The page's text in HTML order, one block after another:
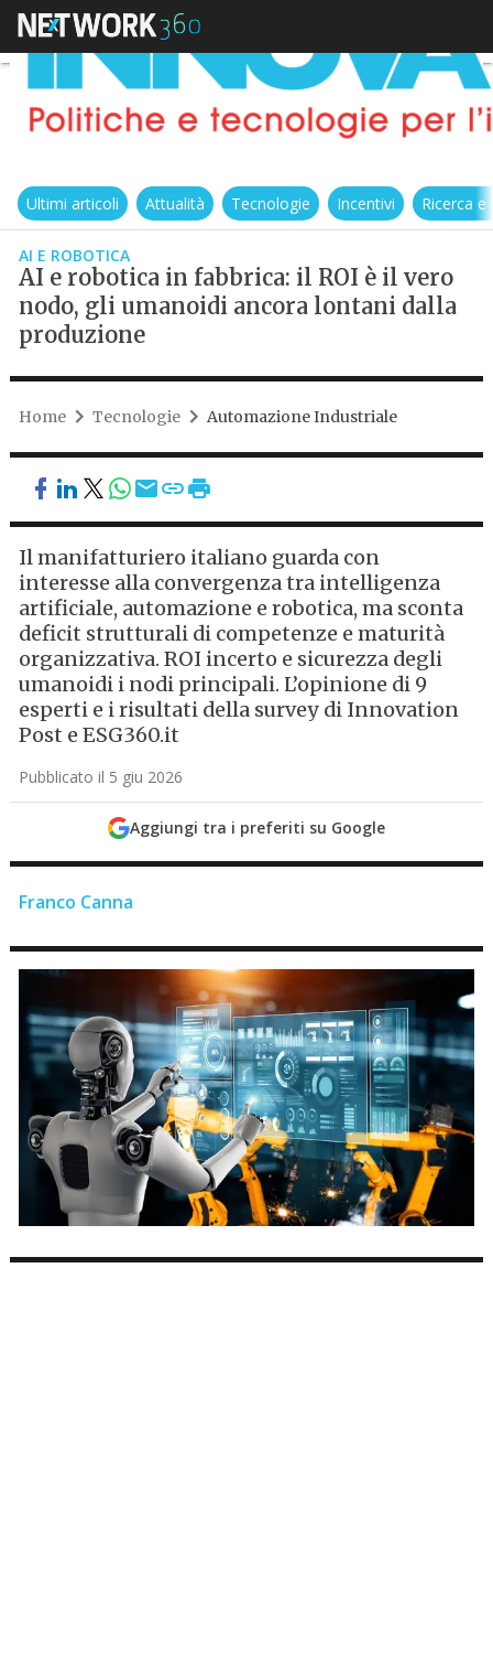
Ultimi articoli Attualità Tecnologie Incentivi Ricerca
AI E ROBOTICA
AI e robotica in fabbrica: il ROI è il vero
nodo, gli umanoidi ancora lontani dalla
produzione
Home Tecnologie Automazione Industriale
Il manifatturiero italiano guarda con
interesse alla convergenza tra intelligenza
artificiale, automazione e robotica, ma sconta
deficit strutturali di competenze e maturità
organizzativa. ROI incerto e sicurezza degli
umanoidi i nodi principali. L’opinione di 9
esperti e i risultati della survey di Innovation
Post e ESG360.it
Pubblicato il 5 giu 2026
Aggiungi tra i preferiti su Google
Franco Canna